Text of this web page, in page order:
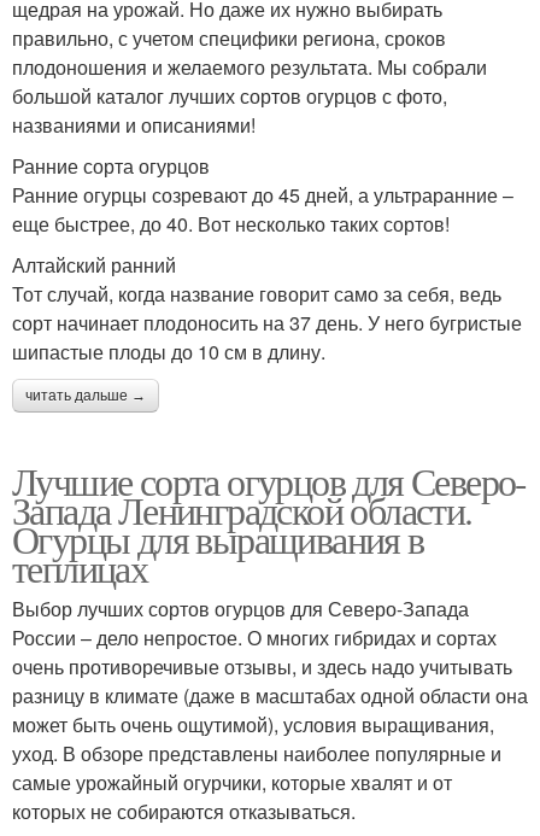
щедрая на урожай. Но даже их нужно выбирать
правильно, с учетом специфики региона, сроков
плодоношения и желаемого результата. Мы собрали
большой каталог лучших сортов огурцов с фото,
названиями и описаниями!
Ранние сорта огурцов
Ранние огурцы созревают до 45 дней, а ультраранние –
еще быстрее, до 40. Вот несколько таких сортов!
Алтайский ранний
Тот случай, когда название говорит само за себя, ведь
сорт начинает плодоносить на 37 день. У него бугристые
шипастые плоды до 10 см в длину.
читать дальше →
Лучшие сорта огурцов для Северо-
Запада Ленинградской области.
Огурцы для выращивания в
теплицах
Выбор лучших сортов огурцов для Северо-Запада
России – дело непростое. О многих гибридах и сортах
очень противоречивые отзывы, и здесь надо учитывать
разницу в климате (даже в масштабах одной области она
может быть очень ощутимой), условия выращивания,
уход. В обзоре представлены наиболее популярные и
самые урожайный огурчики, которые хвалят и от
которых не собираются отказываться.